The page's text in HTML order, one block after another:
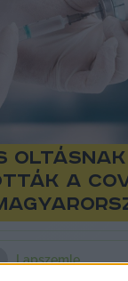
oltásnak
a
Lapszemle